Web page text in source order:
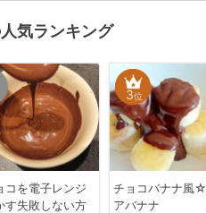
気ランキング
コを電子レンジ
す失敗しない方
3位
チョコバナナ風
アバナナ